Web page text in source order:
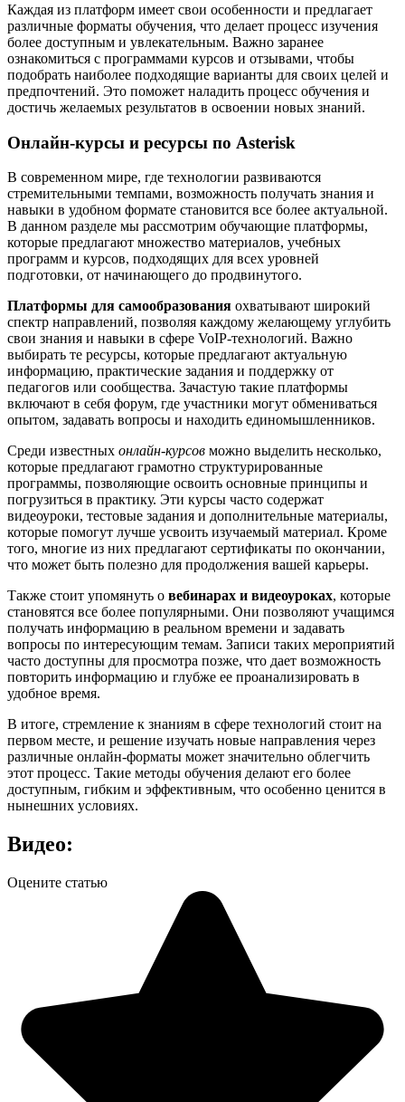
Каждая из платформ имеет свои особенности и предлагает
различные форматы обучения, что делает процесс изучения
более доступным и увлекательным. Важно заранее
ознакомиться с программами курсов и отзывами, чтобы
подобрать наиболее подходящие варианты для своих целей и
предпочтений. Это поможет наладить процесс обучения и
достичь желаемых результатов в освоении новых знаний.
Онлайн-курсы и ресурсы по Asterisk
В современном мире, где технологии развиваются
стремительными темпами, возможность получать знания и
навыки в удобном формате становится все более актуальной.
В данном разделе мы рассмотрим обучающие платформы,
которые предлагают множество материалов, учебных
программ и курсов, подходящих для всех уровней
подготовки, от начинающего до продвинутого.
Платформы для самообразования охватывают широкий
спектр направлений, позволяя каждому желающему углубить
свои знания и навыки в сфере VoIP-технологий. Важно
выбирать те ресурсы, которые предлагают актуальную
информацию, практические задания и поддержку от
педагогов или сообщества. Зачастую такие платформы
включают в себя форум, где участники могут обмениваться
опытом, задавать вопросы и находить единомышленников.
Среди известных онлайн-курсов можно выделить несколько,
которые предлагают грамотно структурированные
программы, позволяющие освоить основные принципы и
погрузиться в практику. Эти курсы часто содержат
видеоуроки, тестовые задания и дополнительные материалы,
которые помогут лучше усвоить изучаемый материал. Кроме
того, многие из них предлагают сертификаты по окончании,
что может быть полезно для продолжения вашей карьеры.
Также стоит упомянуть о вебинарах и видеоуроках, которые
становятся все более популярными. Они позволяют учащимся
получать информацию в реальном времени и задавать
вопросы по интересующим темам. Записи таких мероприятий
часто доступны для просмотра позже, что дает возможность
повторить информацию и глубже ее проанализировать в
удобное время.
В итоге, стремление к знаниям в сфере технологий стоит на
первом месте, и решение изучать новые направления через
различные онлайн-форматы может значительно облегчить
этот процесс. Такие методы обучения делают его более
доступным, гибким и эффективным, что особенно ценится в
нынешних условиях.
Видео:
Оцените статью